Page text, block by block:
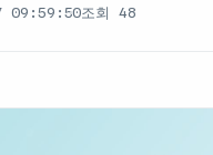
09:59:50조회 48